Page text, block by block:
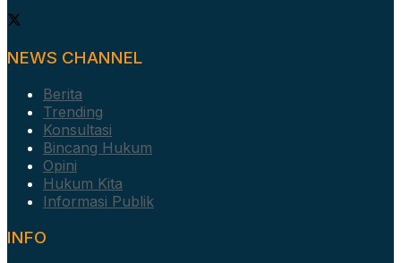
NEWS CHANNEL
Berita
Trending
Konsultasi
Bincang Hukum
Opini
Hukum Kita
Informasi Publik
INFO